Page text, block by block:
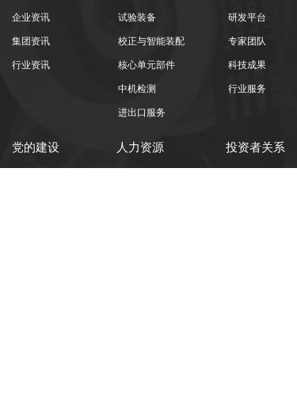
党的建设 人力资源 投资者关系
企业资讯
集团资讯
行业资讯
试验装备
校正与智能装配
核心单元部件
中机检测
进出口服务
研发平台
专家团队
科技成果
行业服务